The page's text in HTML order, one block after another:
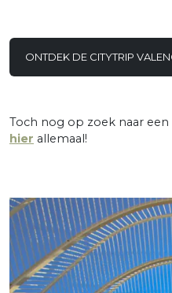
ONTDEK DE CITYTRIP
Toch nog op zoek naar
hier allemaal!